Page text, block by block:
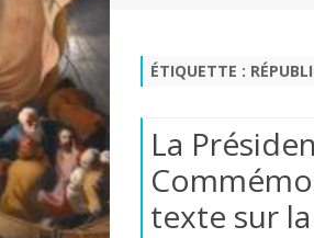
ÉTIQUETTE :
La
texte sur